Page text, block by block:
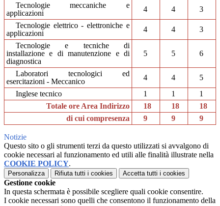
Tecnologie meccaniche e
applicazioni
4 4
3
Tecnologie elettrico - elettroniche e
applicazioni
4 4
3
Tecnologie e tecniche di
installazione e di manutenzione e di
diagnostica
5 5 6
Laboratori tecnologici ed
esercitazioni - Meccanico
4 4
5
Inglese tecnico
1 1
1
Totale ore Area Indirizzo
18 18
18
di cui compresenza
9 9 9
Notizie
Questo sito o gli strumenti terzi da questo utilizzati si avvalgono di
cookie necessari al funzionamento ed utili alle finalità illustrate nella
COOKIE POLICY.
Personalizza Rifiuta tutti i cookies Accetta tutti i cookies
Gestione cookie
In questa schermata è possibile scegliere quali cookie consentire.
I cookie necessari sono quelli che consentono il funzionamento della